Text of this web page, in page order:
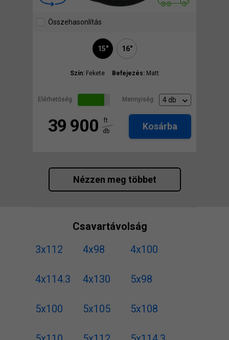
Összehasonlítás
15" 16"
Szín: Fekete Befejezés: Matt
Elérhetőség: Mennyiség:
39 900
ft
db
Kosárba
Nézzen meg többet
Csavartávolság
3x112
4x98 4x100
4x114.3 4x130 5x98
5x100 5x105 5x108